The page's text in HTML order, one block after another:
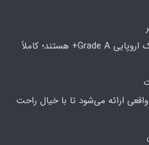
تمام لپ‌تاپ‌ها و کیس‌ها استوک اروپایی Grade A+ هستند؛ کاملاً
ارائه می‌شود تا با خیال راحت